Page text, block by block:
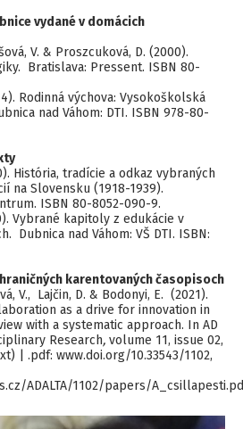
vydané v domácich
V. & Proszcuková, D. (2000).
Bratislava: Pressent. ISBN 80-
Rodinná výchova: Vysokoškolská
nad Váhom: DTI. ISBN 978-80-
História, tradície a odkaz vybraných
na Slovensku (1918-1939).
ISBN 80-8052-090-9.
Vybrané kapitoly z edukácie v
Dubnica nad Váhom: VŠ DTI. ISBN:
karentovaných časopisoch
V., Lajčin, D. & Bodonyi, E. (2021).
as a drive for innovation in
with a systematic approach. In AD
Research, volume 11, issue 02,
| .pdf: www.doi.org/10.33543/1102,
ADALTA/1102/papers/